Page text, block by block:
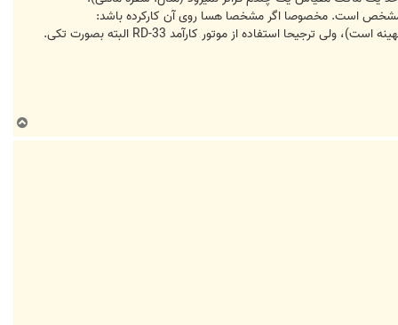
مشخص است. مخصوصا اگر مشخصا هسا روی آن کارکرده باشد:
توسعه و ارتقای یک جنگنده سبک با Max Take-Off بین 10 تا 14 تن با حداکثر توارث از F-5E بویژه بال آن (که بسیار کارا و بهینه است)، ولی ترجیحا استفاده از موتور کارآمد RD-33 البته بصورت تکی.
ا